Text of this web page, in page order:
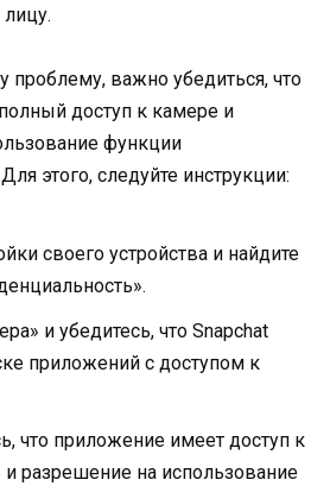
проблему, важно убедиться, что
доступ к камере и
функции
этого, следуйте инструкции:
своего устройства и найдите
и убедитесь, что Snapchat
приложений с доступом к
что приложение имеет доступ к
разрешение на использование